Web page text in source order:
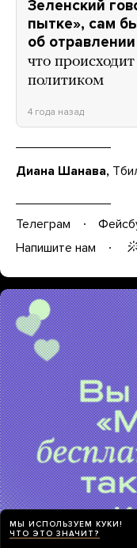
Зеленский
пытке», сам
об отравлении
что
политиком
4 года назад
Диана Шанава,
Телеграм
Напишите нам
МЫ ИСПОЛЬЗУЕМ КУКИ!
ЧТО ЭТО ЗНАЧИТ?